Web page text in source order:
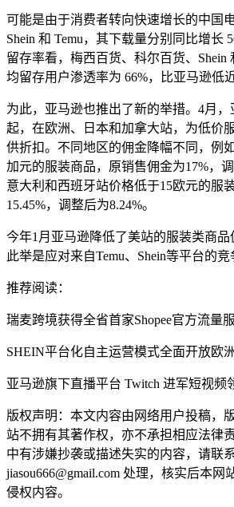
可能是由于消费者转向快速增长的中国
Shein 和 Temu，其下载量分别同比增长
留存率看，梅西百货、科尔百货、Shein
均留存用户渗透率为 66%，比亚马逊低
为此，亚马逊也推出了新的举措。4月，
起，在欧洲、日本和加拿大站，为低价
供折扣。不同地区的佣金降幅不同，例
加元的服装商品，原销售佣金为17%，调
意大利和西班牙站价格低于15欧元的服
15.45%，调整后为8.24%。
今年1月亚马逊降低了美站的服装类商品
此举是应对来自Temu、Shein等平台的竞
推荐阅读：
瑞麦跨境获得全省首家Shopee官方流量
SHEIN平台化自主运营模式全面开放欧
亚马逊旗下直播平台 Twitch 进军短视频
版权声明：本文内容由网络用户投稿，
站不拥有其著作权，亦不承担相应法律
中有涉嫌抄袭或描述失实的内容，请联系
jiasou666@gmail.com 处理，核实后本网
侵权内容。